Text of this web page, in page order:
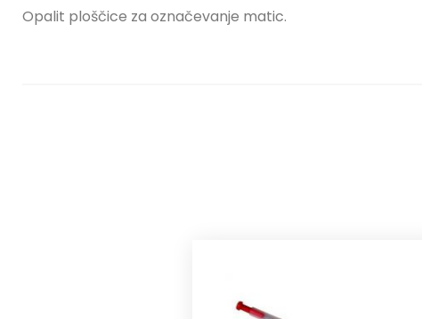
Opalit ploščice za označevanje matic.